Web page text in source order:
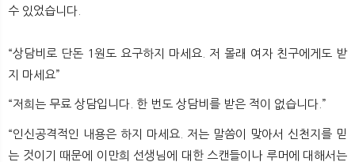
수 있었습니다.
“상담비로 단돈 1원도 요구하지 마세요. 저 몰래 여자 친구에게도 받
지 마세요”
“저희는 무료 상담입니다. 한 번도 상담비를 받은 적이 없습니다.”
“인신공격적인 내용은 하지 마세요. 저는 말씀이 맞아서 신천지를 믿
는 것이기 때문에 이만희 선생님에 대한 스캔들이나 루머에 대해서는